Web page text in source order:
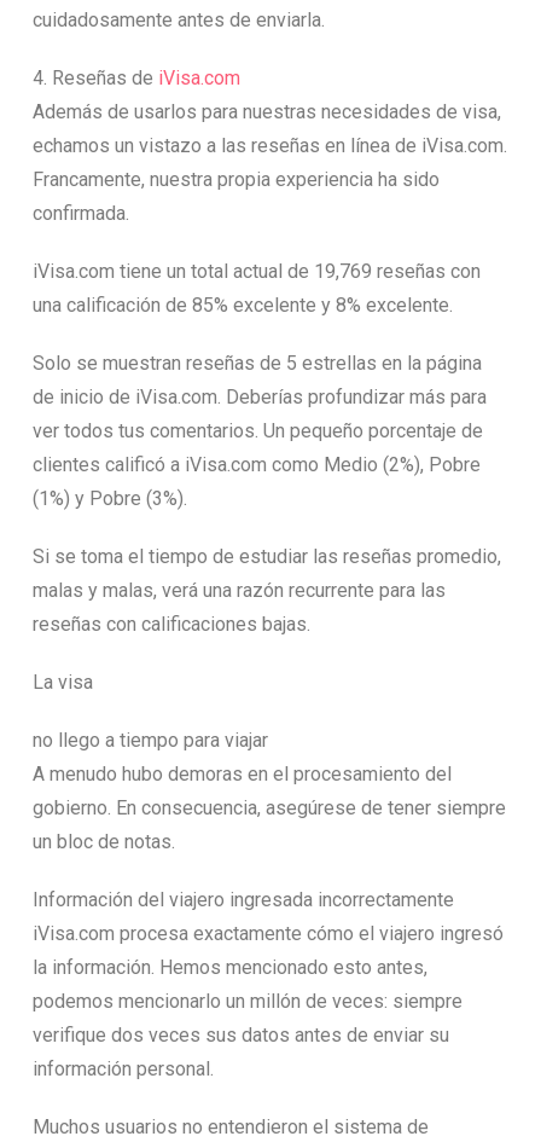
cuidadosamente antes de enviarla.
4. Reseñas de iVisa.com
Además de usarlos para nuestras necesidades de visa,
echamos un vistazo a las reseñas en línea de iVisa.com.
Francamente, nuestra propia experiencia ha sido
confirmada.
iVisa.com tiene un total actual de 19,769 reseñas con
una calificación de 85% excelente y 8% excelente.
Solo se muestran reseñas de 5 estrellas en la página
de inicio de iVisa.com. Deberías profundizar más para
ver todos tus comentarios. Un pequeño porcentaje de
clientes calificó a iVisa.com como Medio (2%), Pobre
(1%) y Pobre (3%).
Si se toma el tiempo de estudiar las reseñas promedio,
malas y malas, verá una razón recurrente para las
reseñas con calificaciones bajas.
La visa
no llego a tiempo para viajar
A menudo hubo demoras en el procesamiento del
gobierno. En consecuencia, asegúrese de tener siempre
un bloc de notas.
Información del viajero ingresada incorrectamente
iVisa.com procesa exactamente cómo el viajero ingresó
la información. Hemos mencionado esto antes,
podemos mencionarlo un millón de veces: siempre
verifique dos veces sus datos antes de enviar su
información personal.
Muchos usuarios no entendieron el sistema de